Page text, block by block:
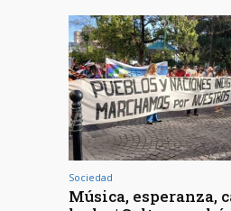
Sociedad
Música, esperanza,